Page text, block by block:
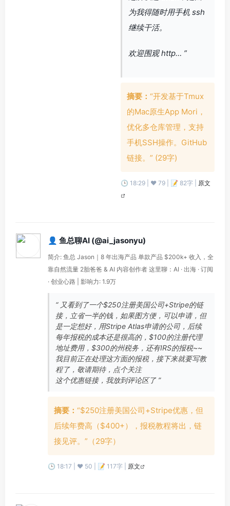
为我得随时用手机 ssh
继续干活。
欢迎围观 http… ”
摘要： “开发基于Tmux
的Mac原生App Mori，
优化多仓库管理，支持
手机SSH操作。GitHub
链接。” (29字)
🕒 18:29 | ❤️ 79 | 📝 82字 | 原文
👤 鱼总聊AI (@ai_jasonyu)
简介: 鱼总 Jason｜8 年出海产品 单款产品 $200k+ 收入，全
靠自然流量 2胎爸爸 & AI 内容创作者 这里聊：AI · 出海 · 订阅
· 创业心路 | 影响力: 1.9万
“ 又看到了一个$250注册美国公司+Stripe的链
接，立省一半的钱，如果图方便，可以申请，但
是一定想好，用Stripe Atlas申请的公司，后续
每年报税的成本还是很高的，$100的注册代理
地址费用，$300的州税务，还有IRS的报税~~
我目前正在处理这方面的报税，接下来就要写教
程了，敬请期待，点个关注
这个优惠链接，我放到评论区了 ”
摘要： “$250注册美国公司+Stripe优惠，但
后续年费高（$400+），报税教程将出，链
接见评。”（29字）
🕒 18:17 | ❤️ 50 | 📝 117字 | 原文